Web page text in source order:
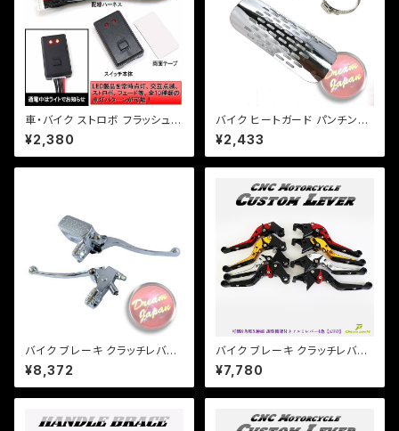
車・バイク ストロボ フラッシュ
コントローラーユニット LED装
飾/フォグなど/点滅10パターン/
b125/【クリックポスト】
¥2,380
バイク ヒートガード パンチング
【シルバー・ブラック】 マフラーガ
ード バンド取り付けサイズ40〜
65mm/a317 【クリックポス
¥2,433
バイク ブレーキ クラッチレバー
マスターシリンダー セット メッキ
22mmハンドル用/汎用/修理/カ
スタム/マグナ/ビラーゴ/スティー
¥8,372
バイク ブレーキ クラッチレバー
左右セット ヤマハ カワサキ YZF
XJR ZXR ZZR 他 【a380】 可
倒&角度&伸縮 調整機能付き
¥7,780